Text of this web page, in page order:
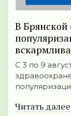
В Брянской
С 3 по 9
Читать далее